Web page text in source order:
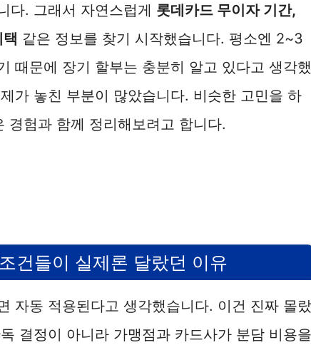
다. 그래서 자연스럽게 롯데카드 무이자 기간,
같은 정보를 찾기 시작했습니다. 평소엔 2~3
때문에 장기 할부는 충분히 알고 있다고 생각했
가 놓친 부분이 많았습니다. 비슷한 고민을 하
경험과 함께 정리해보려고 합니다.
건들이 실제론 달랐던 이유
자동 적용된다고 생각했습니다. 이건 진짜 몰랐
결정이 아니라 가맹점과 카드사가 분담 비용을